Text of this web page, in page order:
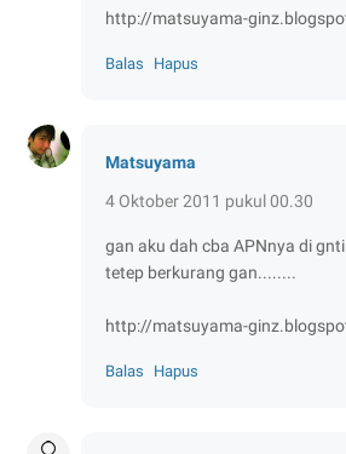
http://matsuyama-
Balas Hapus
Matsuyama
4 Oktober 2011 pukul 00.30
gan aku dah cba APNnya di
tetep berkurang gan........
http://matsuyama-
Balas Hapus